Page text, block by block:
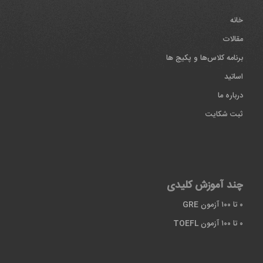
خانه
مقالات
برنامه کلاس‌ها و پکیج ها
اساتید
درباره ما
ثبت شکایت
چند آموزش کلیدی
۰ تا ۱۰۰ آزمون GRE
۰ تا ۱۰۰ آزمون TOEFL